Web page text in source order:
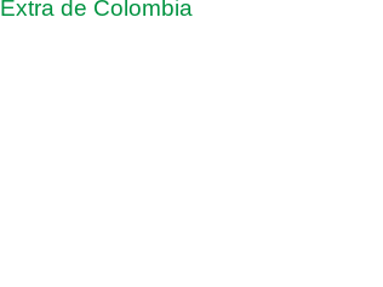
Extra de Colombia